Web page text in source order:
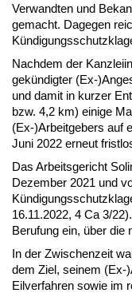
Verwandten und
gemacht. Dagegen
Nachdem der
gekündigter (Ex-
und damit in kurzer
bzw. 4,2 km) einige
(Ex-)Arbeitgebers auf
Juni 2022 erneut
Das Arbeitsgericht
Dezember 2021 und
16.11.2022, 4 Ca 3/
Berufung ein, über die
In der Zwischenzeit
dem Ziel, seinem (Ex-
Eilverfahren sowie im